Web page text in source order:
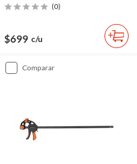
(0)
$699 c/u
comparar